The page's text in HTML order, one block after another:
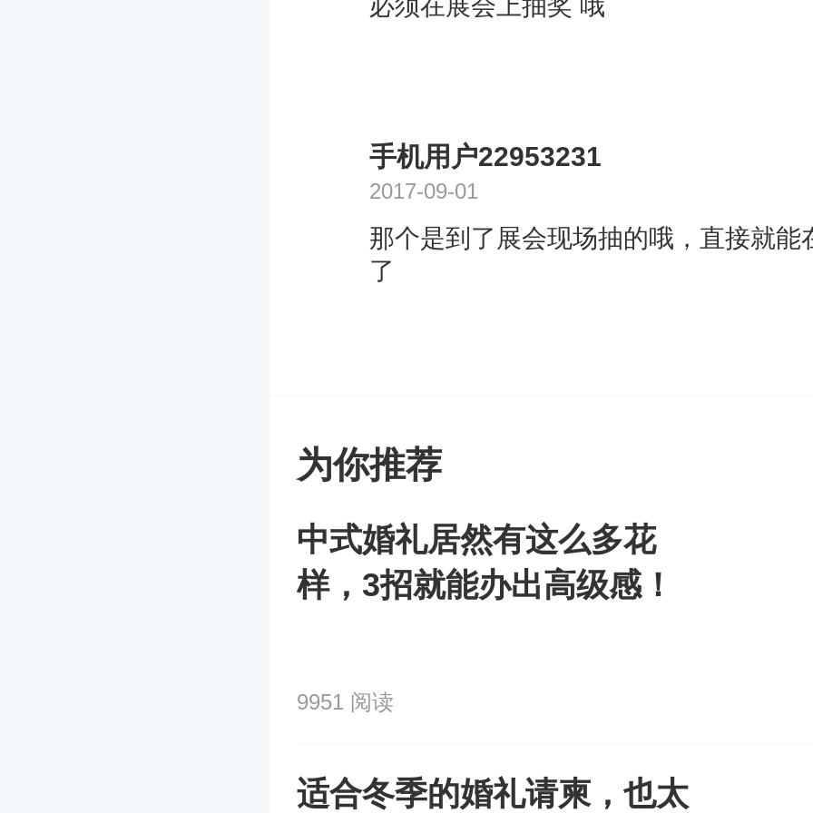
必须在展会上抽奖 哦
手机用户22953231
2017-09-01
那个是到了展会现场抽的哦，直接就能
了
为你推荐
中式婚礼居然有这么多花
样，3招就能办出高级感！
9951 阅读
适合冬季的婚礼请柬，也太